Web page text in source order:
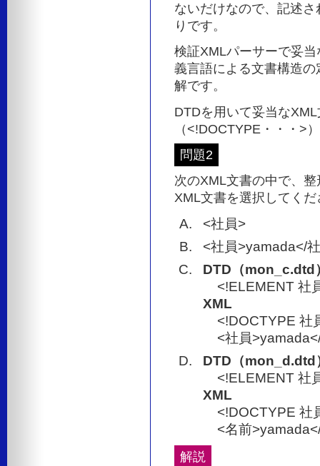
ないだけなので、記述
りです。
検証XMLパーサーで妥
義言語による文書構造
解です。
DTDを用いて妥当な
（<!DOCTYPE・・・>
問題2
次のXML文書の中で、
XML文書を選択してくだ
<社員>
<社員>yamada</
DTD（mon_c.dtd
<!ELEMENT 社
XML
<!DOCTYPE 社
<社員
DTD（mon_d.dtd
<!ELEMENT 社
XML
<!DOCTYPE 社
<名前
解説